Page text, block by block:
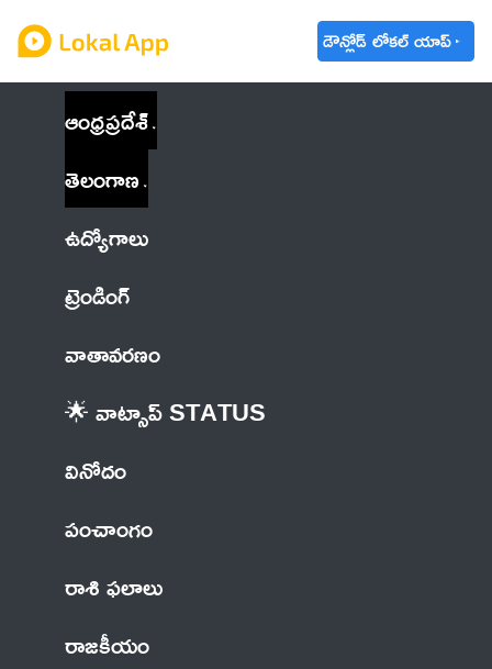
డౌన్లోడ్ లోకల్ యాప్
ఆంధ్రప్రదేశ్
తెలంగాణ
ఉద్యోగాలు
ట్రెండింగ్
వాతావరణం
🌟 వాట్సాప్ STATUS
వినోదం
పంచాంగం
రాశి ఫలాలు
రాజకీయం